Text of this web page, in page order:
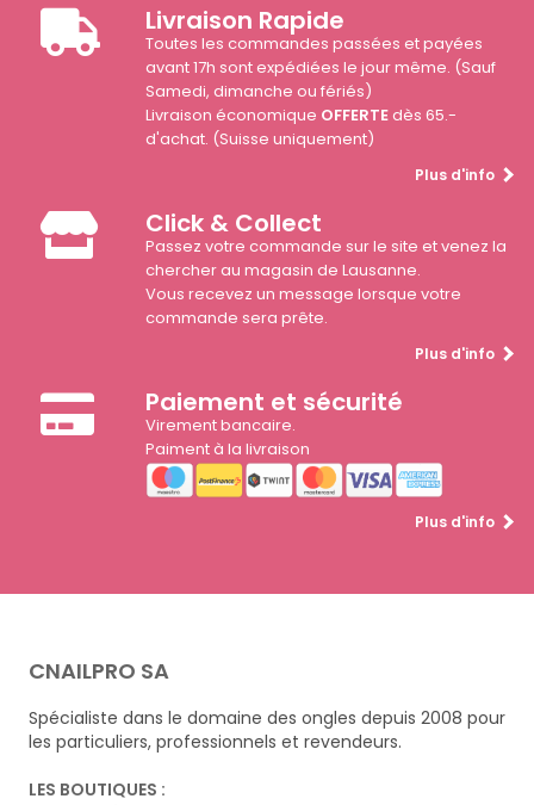
Livraison Rapide
Toutes les commandes passées et payées
avant 17h sont expédiées le jour même. (Sauf
Samedi, dimanche ou fériés)
Livraison économique OFFERTEdès 65.-
d'achat. (Suisse uniquement)
Plus d'info
Click & Collect
Passez votre commande sur le site et venez la
chercher au magasin de Lausanne.
Vous recevez un message lorsque votre
commande sera prête.
Plus d'info
Paiement et sécurité
Virement bancaire.
Paiment à la livraison
Plus d'info
CNAILPRO SA
Spécialiste dans le domaine des ongles depuis 2008 pour
les particuliers, professionnels et revendeurs.
LES BOUTIQUES :